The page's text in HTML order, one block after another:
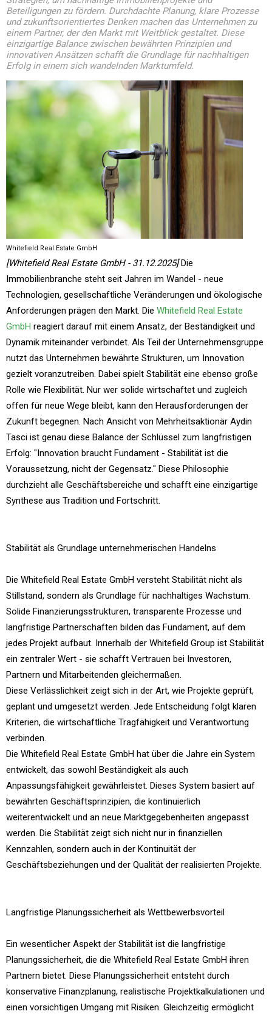
Beteiligungen zu fördern. Durchdachte Planung, klare Prozesse
und zukunftsorientiertes Denken machen das Unternehmen zu
einem Partner, der den Markt mit Weitblick gestaltet. Diese
einzigartige Balance zwischen bewährten Prinzipien und
innovativen Ansätzen schafft die Grundlage für nachhaltigen
Erfolg in einem sich wandelnden Marktumfeld.
Whitefield Real Estate GmbH
[Whitefield Real Estate GmbH - 31.12.2025]Die
Immobilienbranche steht seit Jahren im Wandel - neue
Technologien, gesellschaftliche Veränderungen und ökologische
Anforderungen prägen den Markt. Die Whitefield Real Estate
GmbH reagiert darauf mit einem Ansatz, der Beständigkeit und
Dynamik miteinander verbindet. Als Teil der Unternehmensgruppe
nutzt das Unternehmen bewährte Strukturen, um Innovation
gezielt voranzutreiben. Dabei spielt Stabilität eine ebenso große
Rolle wie Flexibilität. Nur wer solide wirtschaftet und zugleich
offen für neue Wege bleibt, kann den Herausforderungen der
Zukunft begegnen. Nach Ansicht von Mehrheitsaktionär Aydin
Tasci ist genau diese Balance der Schlüssel zum langfristigen
Erfolg: "Innovation braucht Fundament - Stabilität ist die
Voraussetzung, nicht der Gegensatz." Diese Philosophie
durchzieht alle Geschäftsbereiche und schafft eine einzigartige
Synthese aus Tradition und Fortschritt.
Stabilität als Grundlage unternehmerischen Handelns
Die Whitefield Real Estate GmbH versteht Stabilität nicht als
Stillstand, sondern als Grundlage für nachhaltiges Wachstum.
Solide Finanzierungsstrukturen, transparente Prozesse und
langfristige Partnerschaften bilden das Fundament, auf dem
jedes Projekt aufbaut. Innerhalb der Whitefield Group ist Stabilität
ein zentraler Wert - sie schafft Vertrauen bei Investoren,
Partnern und Mitarbeitenden gleichermaßen.
Diese Verlässlichkeit zeigt sich in der Art, wie Projekte geprüft,
geplant und umgesetzt werden. Jede Entscheidung folgt klaren
Kriterien, die wirtschaftliche Tragfähigkeit und Verantwortung
verbinden.
Die Whitefield Real Estate GmbH hat über die Jahre ein System
entwickelt, das sowohl Beständigkeit als auch
Anpassungsfähigkeit gewährleistet. Dieses System basiert auf
bewährten Geschäftsprinzipien, die kontinuierlich
weiterentwickelt und an neue Marktgegebenheiten angepasst
werden. Die Stabilität zeigt sich nicht nur in finanziellen
Kennzahlen, sondern auch in der Kontinuität der
Geschäftsbeziehungen und der Qualität der realisierten Projekte.
Langfristige Planungssicherheit als Wettbewerbsvorteil
Ein wesentlicher Aspekt der Stabilität ist die langfristige
Planungssicherheit, die die Whitefield Real Estate GmbH ihren
Partnern bietet. Diese Planungssicherheit entsteht durch
konservative Finanzplanung, realistische Projektkalkulationen und
einen vorsichtigen Umgang mit Risiken. Gleichzeitig ermöglicht